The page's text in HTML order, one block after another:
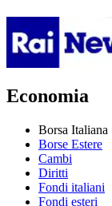
Economia
Borsa Italiana
Borse Estere
Cambi
Diritti
Fondi italiani
Fondi esteri